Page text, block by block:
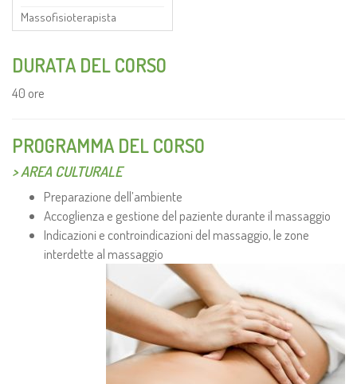
Massofisioterapista
DURATA DEL CORSO
40 ore
PROGRAMMA DEL CORSO
> AREA CULTURALE
Preparazione dell’ambiente
Accoglienza e gestione del paziente durante il massaggio
Indicazioni e controindicazioni del massaggio, le zone
interdette al massaggio